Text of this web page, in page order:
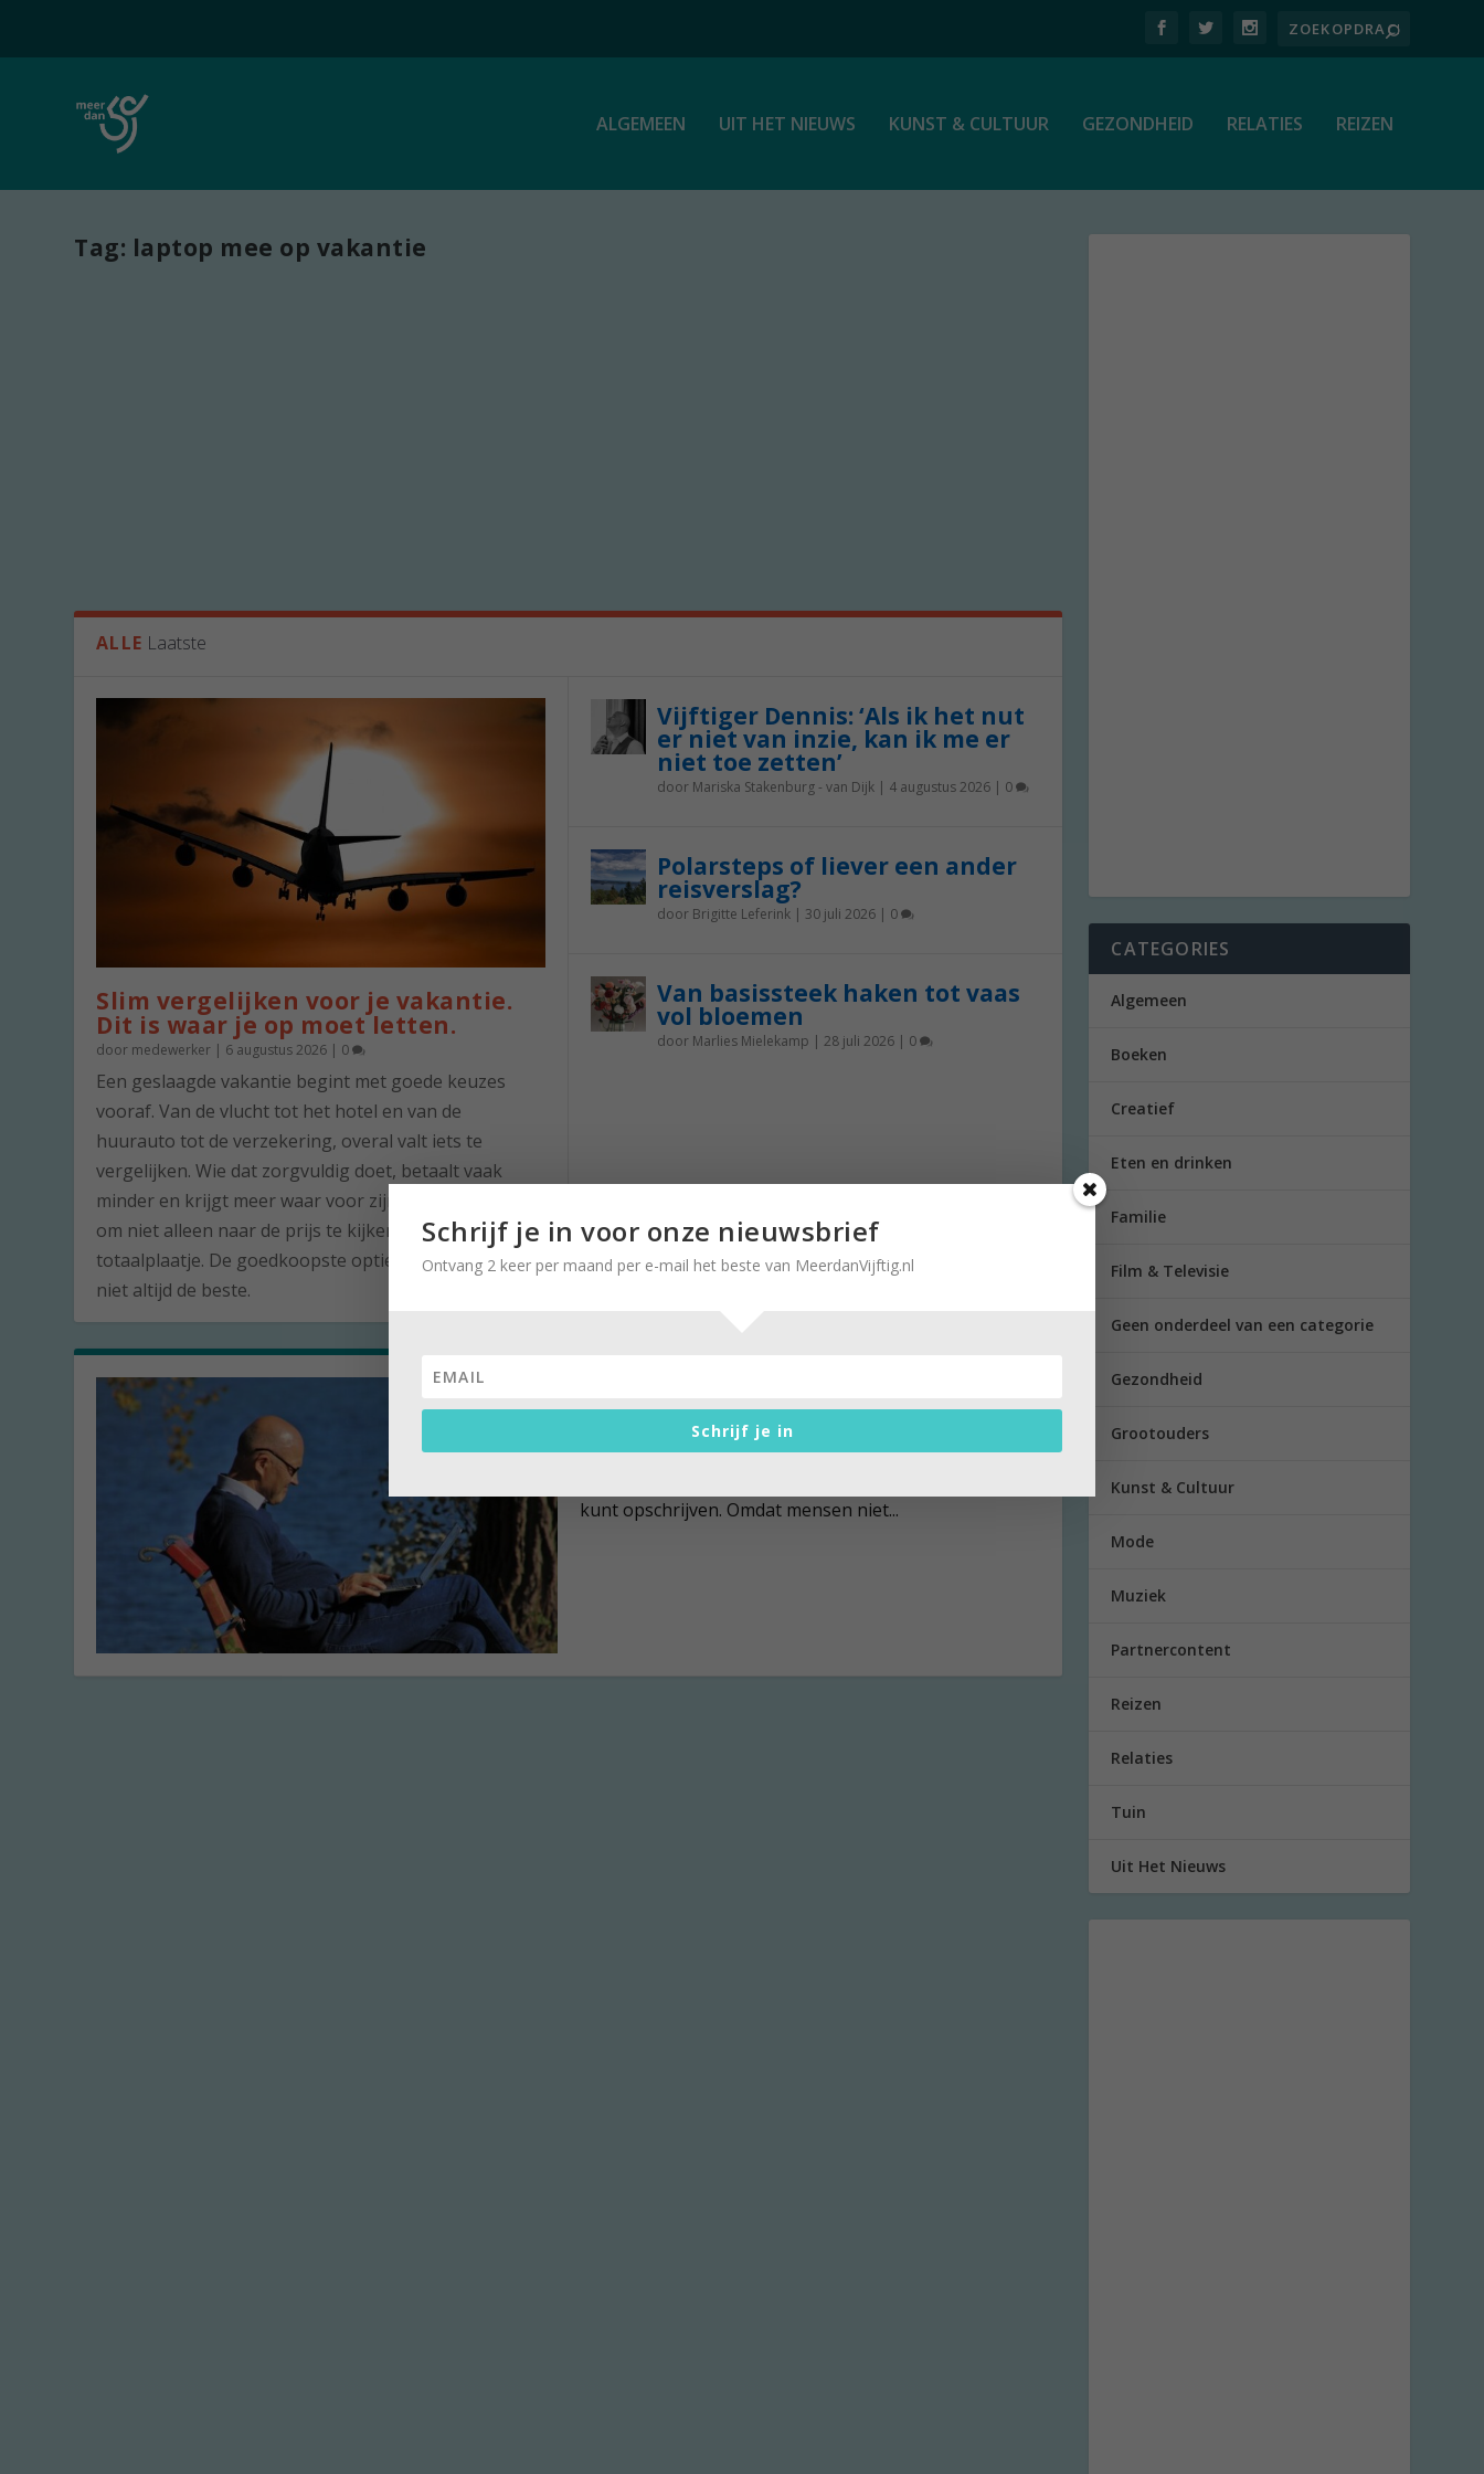
ALGEMEEN UIT HET NIEUWS KUNST & CULTUUR GEZONDHEID RELATIES REIZEN
Tag: laptop mee op vakantie
ALLE Laatste
Slim vergelijken voor je vakantie.
Dit is waar je op moet letten.
door medewerker | 6 augustus 2026 | 0
Een geslaagde vakantie begint met goede keuzes
vooraf. Van de vlucht tot het hotel en van de
huurauto tot de verzekering, overal valt iets te
vergelijken. Wie dat zorgvuldig doet, betaalt vaak
minder en krijgt meer waar voor zijn geld. De kunst is
om niet alleen naar de prijs te kijken, maar naar het
totaalplaatje. De goedkoopste optie is namelijk lang
niet altijd de beste.
Vijftiger Dennis: ‘Als ik het nut
er niet van inzie, kan ik me er
niet toe zetten’
door Mariska Stakenburg - van Dijk| 4 augustus 2026| 0
Polarsteps of liever een ander
reisverslag?
door Brigitte Leferink| 30 juli 2026| 0
Van basissteek haken tot vaas
vol bloemen
door Marlies Mielekamp | 28 juli 2026| 0
mee”
doorBrigitte Leferink|11 september 2024|0
kunt opschrijven. Omdat mensen niet...
CATEGORIES
Algemeen
Boeken
Creatief
Eten en drinken
Familie
Film & Televisie
Geen onderdeel van een categorie
Gezondheid
Grootouders
Kunst & Cultuur
Mode
Muziek
Partnercontent
Reizen
Relaties
Tuin
Uit Het Nieuws
Schrijf je in voor onze nieuwsbrief
Ontvang 2 keer per maand per e-mail het beste van MeerdanVijftig.nl
Schrijf je in